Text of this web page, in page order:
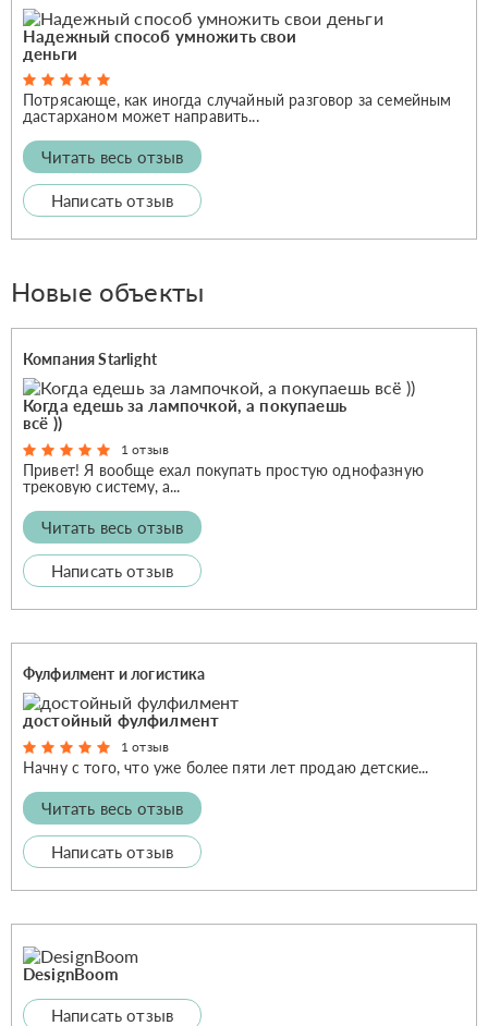
Надежный способ умножить свои
деньги
Потрясающе, как иногда случайный разговор за семейным
дастарханом может направить...
Читать весь отзыв
Написать отзыв
Новые объекты
Компания Starlight
Когда едешь за лампочкой, а покупаешь
всё ))
1 отзыв
Привет! Я вообще ехал покупать простую однофазную
трековую систему, а...
Читать весь отзыв
Написать отзыв
Фулфилмент и логистика
достойный фулфилмент
1 отзыв
Начну с того, что уже более пяти лет продаю детские...
Читать весь отзыв
Написать отзыв
DesignBoom
Написать отзыв